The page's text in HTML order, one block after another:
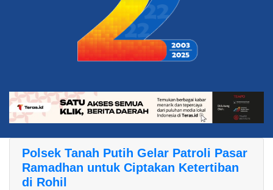
Polsek Tanah Putih Gelar Patroli Pasar
Ramadhan untuk Ciptakan Ketertiban
di Rohil